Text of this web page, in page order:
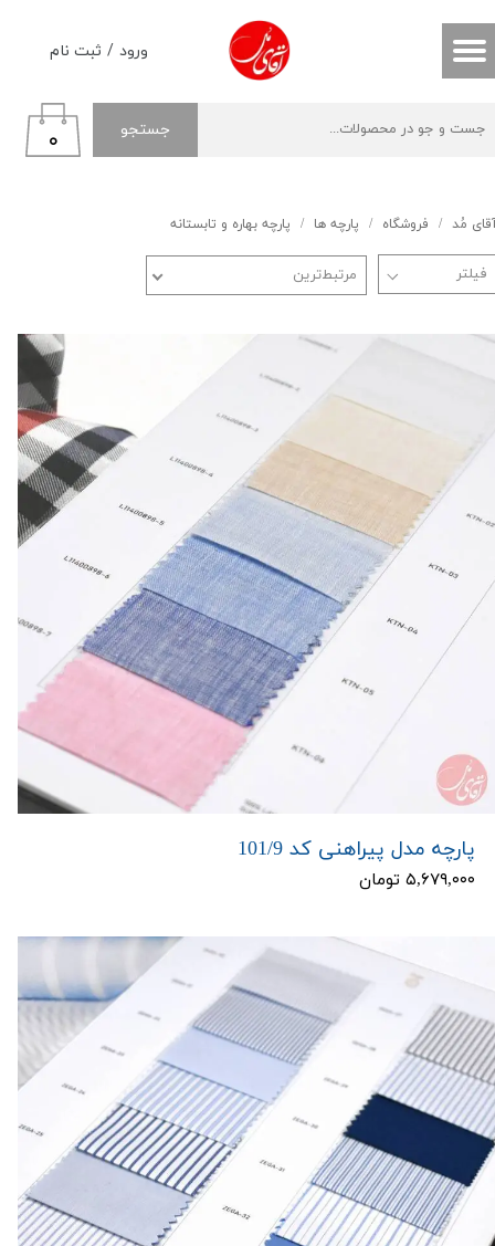
ورود / ثبت نام
حساب کاربری من
جستجو ۰
مُد فروشگاه پارچه ها پارچه بهاره و تابستانه
مرتبط‌ترین
پارچه مدل پیراهنی کد 101/9
۵,۶۷۹,۰۰۰ تومان